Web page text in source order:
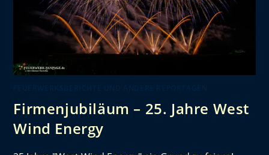
Firmenjubiläum – 25. Jahre West
Wind Energy